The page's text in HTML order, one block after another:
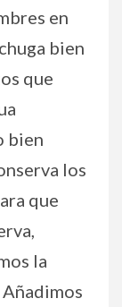
en
bien
que
bien
los
que
la